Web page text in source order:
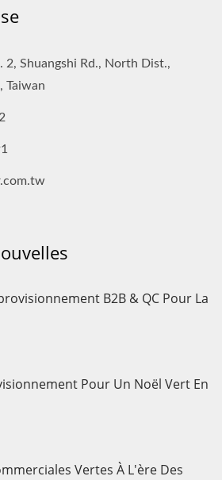
2, Shuangshi Rd., North Dist.,
Taiwan
B2B & QC Pour La
Pour Un Noël Vert En
Vertes À L'ère Des